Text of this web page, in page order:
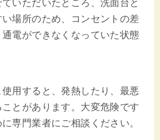
いただいたところ、洗面台と
場所のため、コンセントの差
電ができなくなっていた状態
用すると、発熱したり、最悪
とがあります。大変危険です
専門業者にご相談ください。